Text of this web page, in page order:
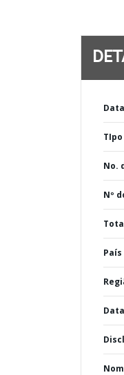
No.
Nº
País